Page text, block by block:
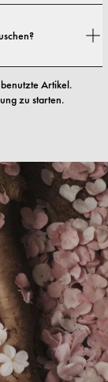
Kauf Material- oder
Artikel.
zu starten.